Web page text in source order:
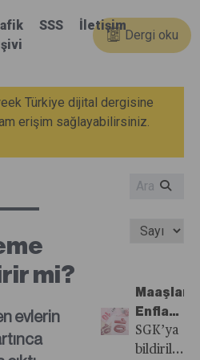
SSS İletişim
Dergi oku
Türkiye dijital dergisine
erişim sağlayabilirsiniz.
mi?
evlerin
Maaşları
Yenen
ve
SGK’ya
bildirilen